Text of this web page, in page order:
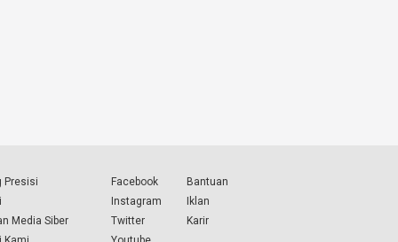
Presisi
Media Siber
Facebook
Instagram
Twitter
Bantuan
Iklan
Karir